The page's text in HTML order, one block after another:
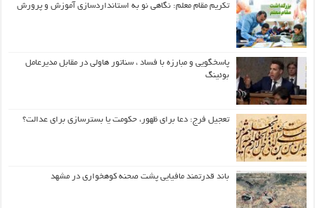
تکریم مقام معلم: نگاهی نو به استانداردسازی آموزش و پرورش
پاسخگویی و مبارزه با فساد ، سناتور هاولی در مقابل مدیرعامل
بوئینگ
تعجیل فرج: دعا برای ظهور، حکومت یا بسترسازی برای عدالت؟
باند قدرتمند مافیایی پشت صحنه کوهخواری در مشهد